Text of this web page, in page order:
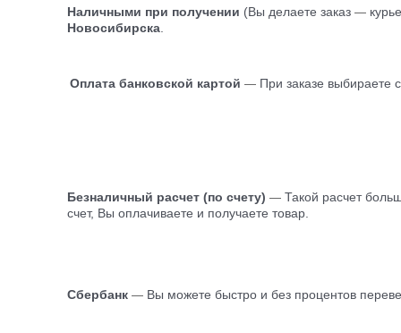
Наличными при получении (Вы делаете заказ —
Новосибирска
Оплата банковской картой — При заказе выбираете
Безналичный расчет (по счету) — Такой расчет
счет, Вы оплачиваете и получаете товар.
Сбербанк — Вы можете быстро и без процентов